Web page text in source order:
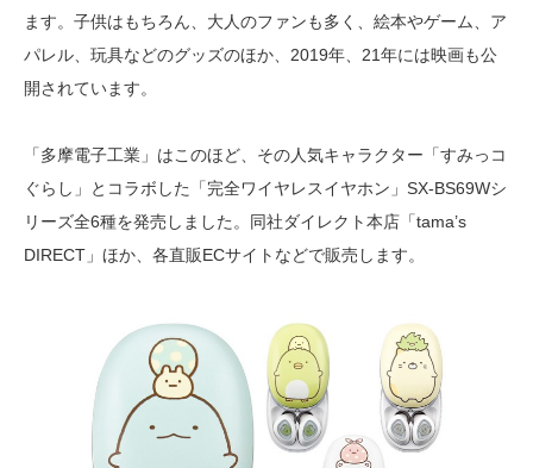
ます。子供はもちろん、大人のファンも多く、絵本やゲーム、ア
パレル、玩具などのグッズのほか、2019年、21年には映画も公
開されています。
「多摩電子工業」はこのほど、その人気キャラクター「すみっコ
ぐらし」とコラボした「完全ワイヤレスイヤホン」SX-BS69Wシ
リーズ全6種を発売しました。同社ダイレクト本店「tama’s
DIRECT」ほか、各直販ECサイトなどで販売します。